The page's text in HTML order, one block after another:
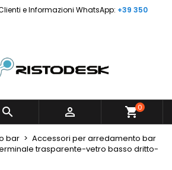
e Informazioni WhatsApp: +39 350
  shopping_cart0
bar
Accessori per arredamento bar
trasparente-vetro basso dritto-